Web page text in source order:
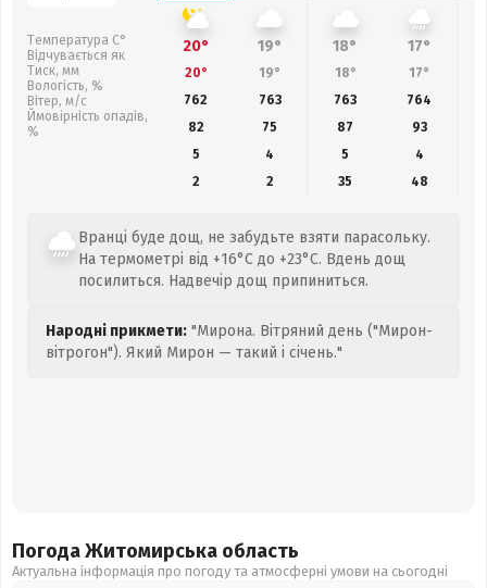
Температура С°
Відчувається як
Тиск, мм
Вологість, %
Вітер, м/с
Ймовірність опадів,
%
20° 19° 18° 17°
20° 19° 18° 17°
762
763 763 764
82
75 87 93
5
4 5
4
2
2 35 48
Вранці буде дощ, не забудьте взяти парасольку.
На термометрі від +16°C до +23°C. Вдень дощ
посилиться. Надвечір дощ припиниться.
Народні прикмети: "Мирона. Вітряний день ("Мирон-
вітрогон"). Який Мирон — такий і січень."
Погода Житомирська область
Актуальна інформація про погоду та атмосферні умови на сьогодні